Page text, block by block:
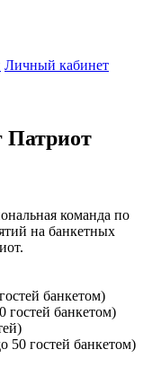
Личный кабинет
Патриот
команда по
на банкетных
банкетом)
гостей банкетом)
50 гостей банкетом)